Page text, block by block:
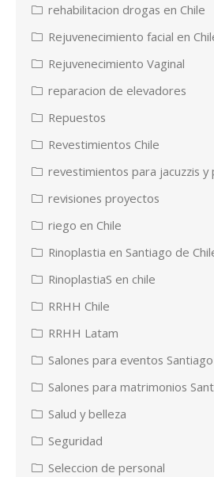
rehabilitacion drogas en Chile
Rejuvenecimiento facial en
Rejuvenecimiento Vaginal
reparacion de elevadores
Repuestos
Revestimientos Chile
revestimientos para jacuzzis y
revisiones proyectos
riego en Chile
Rinoplastia en Santiago de
RinoplastiaS en chile
RRHH Chile
RRHH Latam
Salones para eventos Santiago
Salones para matrimonios
Salud y belleza
Seguridad
Seleccion de personal